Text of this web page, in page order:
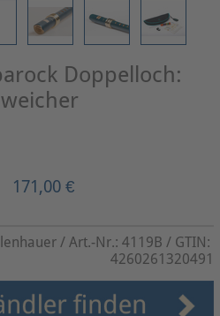
Doppelloch:
171,00 €
/ Art.-Nr.: 4119B / GTIN:
4260261320491